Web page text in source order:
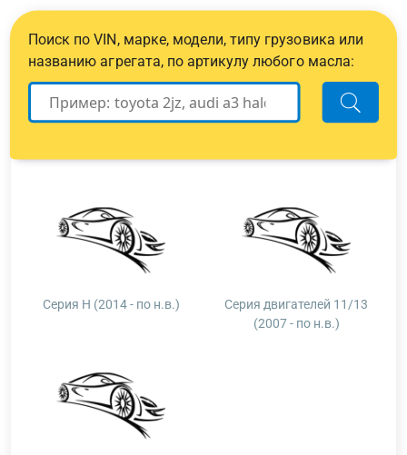
Поиск по VIN, марке, модели, типу грузовика или
названию агрегата, по артикулу любого масла:
Серия Н (2014 - по н.в.)
Серия двигателей 11/13
(2007 - по н.в.)